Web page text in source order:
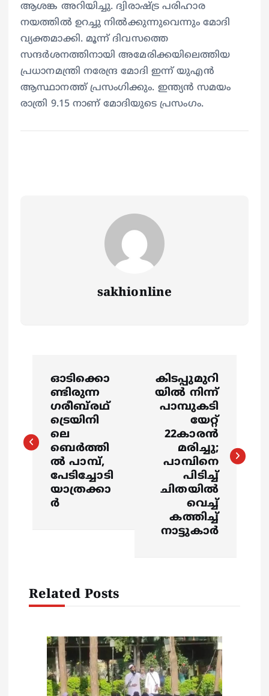
ആശങ്ക അറിയിച്ചു. ദ്വിരാഷ്ട്ര പരിഹാര
നയത്തിൽ ഉറച്ചു നിൽക്കുന്നുവെന്നും മോദി
വ്യക്തമാക്കി. മൂന്ന് ദിവസത്തെ
സന്ദർശനത്തിനായി അമേരിക്കയിലെത്തിയ
പ്രധാനമന്ത്രി നരേന്ദ്ര മോദി ഇന്ന് യുഎൻ
ആസ്ഥാനത്ത് പ്രസംഗിക്കും. ഇന്ത്യൻ സമയം
രാത്രി 9.15 നാണ് മോദിയുടെ പ്രസംഗം.
sakhionline
s
t
g
ഓടിക്കൊ
ണ്ടിരുന്ന
ഗരീബ്‍രഥ്
ട്രെയിനി
ലെ
ബെർത്തി
ൽ പാമ്പ്,
പേടിച്ചോടി
യാത്രക്കാ
ർ
കിടപ്പുമുറി
യിൽ നിന്ന്
പാമ്പുകടി
യേറ്റ്
22കാരൻ
മരിച്ചു;
പാമ്പിനെ
പിടിച്ച്
ചിതയിൽ
വെച്ച്
കത്തിച്ച്
നാട്ടുകാർ
Related Posts